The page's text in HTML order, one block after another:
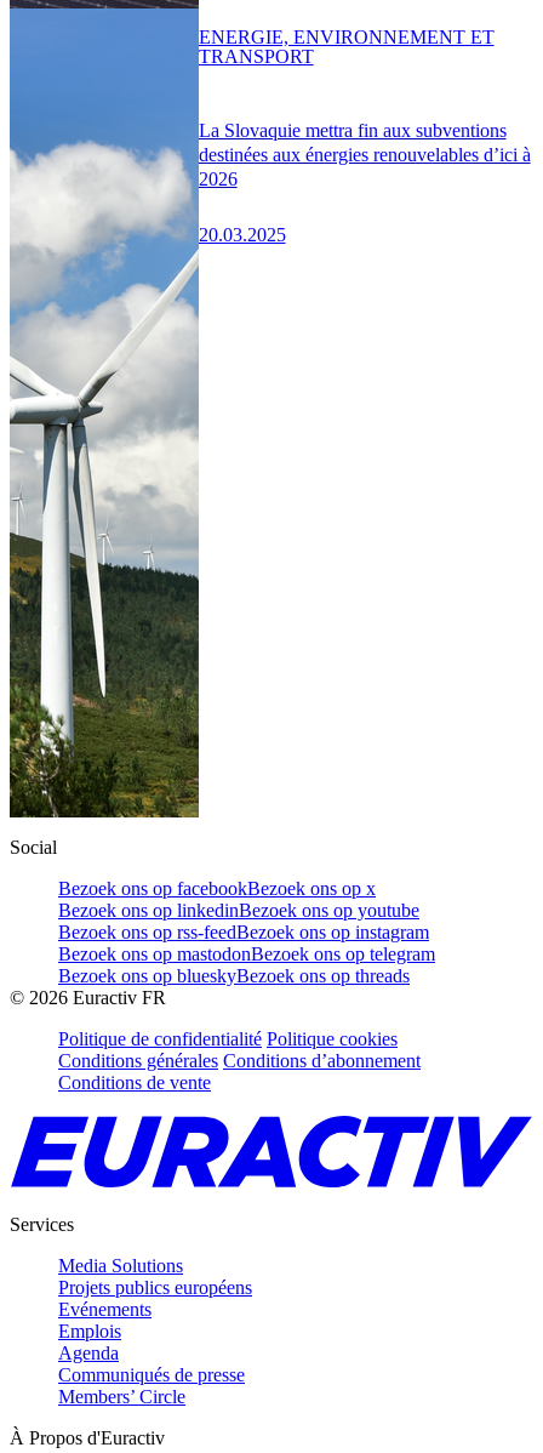
La Slovaquie mettra fin aux subventions
destinées aux énergies renouvelables d’ici à
2026
20.03.2025
ENERGIE, ENVIRONNEMENT ET
TRANSPORT
Social
Bezoek ons op facebookBezoek ons op x
Bezoek ons op linkedinBezoek ons op youtube
Bezoek ons op rss-feedBezoek ons op instagram
Bezoek ons op mastodonBezoek ons op telegram
Bezoek ons op blueskyBezoek ons op threads
© 2026 Euractiv FR
Politique de confidentialité Politique cookies
Conditions générales Conditions d’abonnement
Conditions de vente
Services
Media Solutions
Projets publics européens
Evénements
Emplois
Agenda
Communiqués de presse
Members’ Circle
À Propos d'Euractiv